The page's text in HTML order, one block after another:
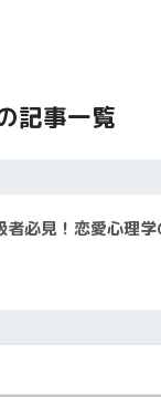
記事一覧
者必見！恋愛心理